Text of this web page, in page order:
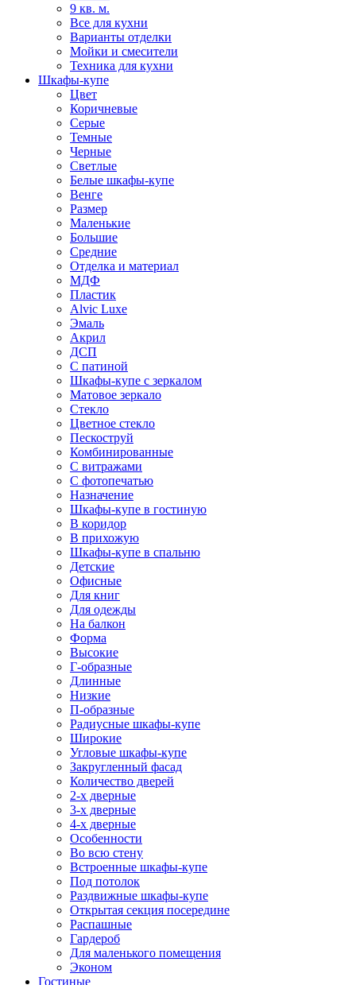
9 кв. м.
Все для кухни
Варианты отделки
Мойки и смесители
Техника для кухни
Шкафы-купе
Цвет
Коричневые
Серые
Темные
Черные
Светлые
Белые шкафы-купе
Венге
Размер
Маленькие
Большие
Средние
Отделка и материал
МДФ
Пластик
Alvic Luxe
Эмаль
Акрил
ДСП
С патиной
Шкафы-купе с зеркалом
Матовое зеркало
Стекло
Цветное стекло
Пескоструй
Комбинированные
С витражами
С фотопечатью
Назначение
Шкафы-купе в гостиную
В коридор
В прихожую
Шкафы-купе в спальню
Детские
Офисные
Для книг
Для одежды
На балкон
Форма
Высокие
Г-образные
Длинные
Низкие
П-образные
Радиусные шкафы-купе
Широкие
Угловые шкафы-купе
Закругленный фасад
Количество дверей
2-х дверные
3-х дверные
4-х дверные
Особенности
Во всю стену
Встроенные шкафы-купе
Под потолок
Раздвижные шкафы-купе
Открытая секция посередине
Распашные
Гардероб
Для маленького помещения
Эконом
Гостиные